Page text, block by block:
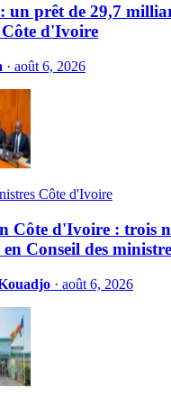
un prêt de 29,7
d'Ivoire
· août 6, 2026
Côte d'Ivoire
Côte d'Ivoire : trois
Conseil des
· août 6, 2026